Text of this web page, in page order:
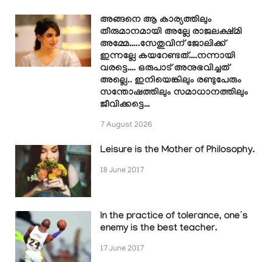
അങ്ങനെ ആ കാര്യത്തിലും
തീരുമാനമായി അല്ലേ രാജലക്ഷ്മി
അമ്മേ…..സേതുവിന് ജോലിക്ക്
ഇന്നല്ലേ കയറേണ്ടത്….നന്നായി
വരട്ടെ…. ഒരുപാട് അനുഭവിച്ചത്
അല്ലെ.. ഇനിയെങ്കിലും രണ്ടുപേരും
സന്തോഷത്തിലും സമാധാനത്തിലും
ജീവിക്കട്ടെ…
7 August 2026
Leisure is the Mother of Philosophy.
18 June 2017
In the practice of tolerance, one’s
enemy is the best teacher.
17 June 2017